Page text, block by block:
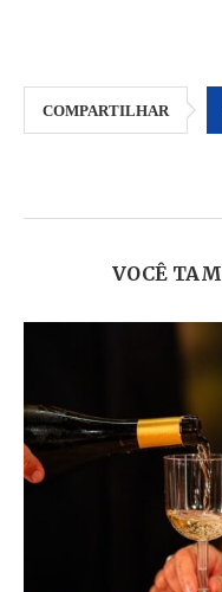
COMPARTILHAR
VOCÊ